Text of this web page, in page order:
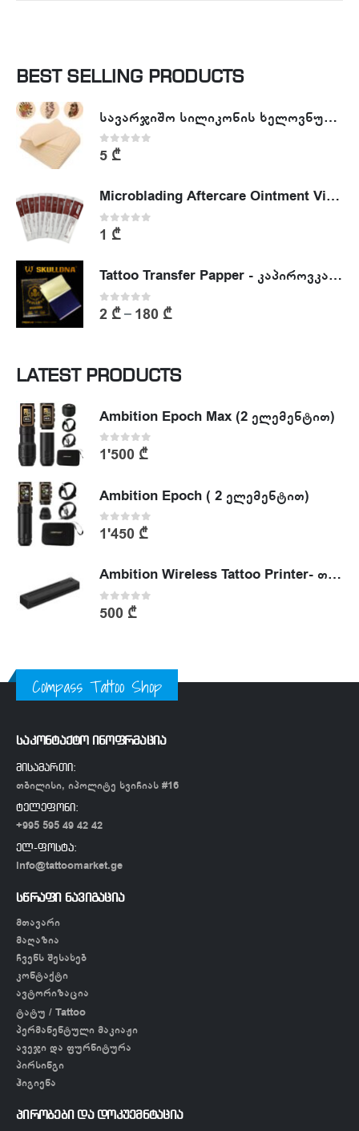
BEST SELLING PRODUCTS
სავარჯიშო სილიკონის ხელოვნური კანი - Tattoo Practike skin
0out of 5
5 ₾
Microblading Aftercare Ointment Vitamin A&D
0 out of 5
1 ₾
Tattoo Transfer Papper - კაპიროვკა - ტატუს ესკიზის კოპირების ქაღალდი
0out of 5
2 ₾– 180 ₾
LATEST PRODUCTS
Ambition Epoch Max (2 ელემენტით)
0out of 5
1'500 ₾
Ambition Epoch ( 2 ელემენტით)
0out of 5
1'450 ₾
Ambition Wireless Tattoo Printer- თერმული პრინტერი
0out of 5
500 ₾
Compass Tattoo Shop
საკონტაქტო ინოფრმაცია
მისამართი:
თბილისი, იპოლიტე ხვიჩიას #16
ტელეფონი:
+995 595 49 42 42
ელ-ფოსტა:
info@tattoomarket.ge
სწრაფი ნავიგაცია
მთავარი
მაღაზია
ჩვენს შესახებ
კონტაქტი
ავტორიზაცია
ტატუ / Tattoo
პერმანენტული მაკიაჟი
ავეჯი და ფურნიტურა
პირსინგი
ჰიგიენა
პირობები და დოკუემნტაცია